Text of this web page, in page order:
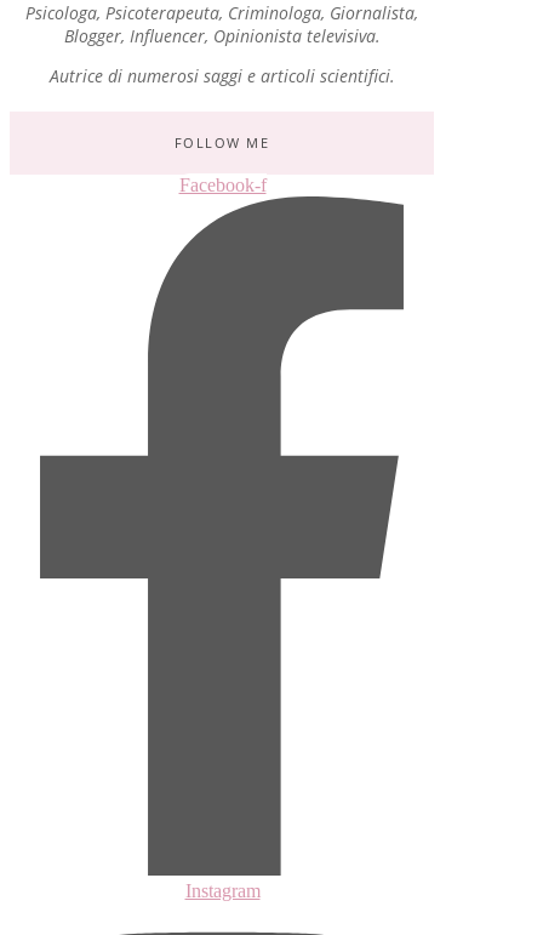
Psicologa, Psicoterapeuta, Criminologa, Giornalista,
Blogger, Influencer, Opinionista televisiva.
Autrice di numerosi saggi e articoli scientifici.
FOLLOW ME
Facebook-f
Instagram